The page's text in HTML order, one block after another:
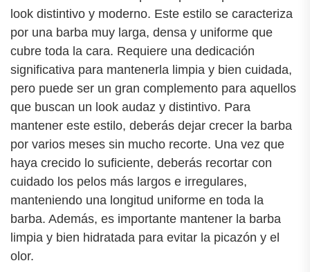
look distintivo y moderno. Este estilo se caracteriza
por una barba muy larga, densa y uniforme que
cubre toda la cara. Requiere una dedicación
significativa para mantenerla limpia y bien cuidada,
pero puede ser un gran complemento para aquellos
que buscan un look audaz y distintivo. Para
mantener este estilo, deberás dejar crecer la barba
por varios meses sin mucho recorte. Una vez que
haya crecido lo suficiente, deberás recortar con
cuidado los pelos más largos e irregulares,
manteniendo una longitud uniforme en toda la
barba. Además, es importante mantener la barba
limpia y bien hidratada para evitar la picazón y el
olor.